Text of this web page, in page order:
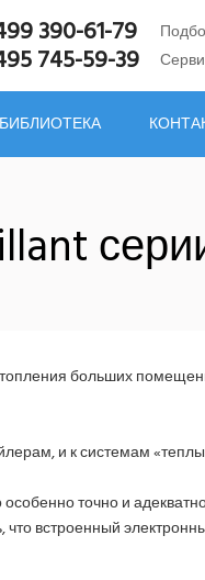
390-61-79
745-59-39
больших
и к системам
точно и
встроенный